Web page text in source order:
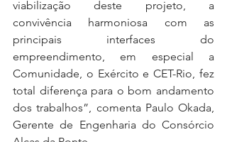
viabilização deste projeto, a
convivência harmoniosa com as
principais interfaces do
empreendimento, em especial a
Comunidade, o Exército e CET-Rio, fez
total diferença para o bom andamento
dos trabalhos”, comenta Paulo Okada,
Gerente de Engenharia do Consórcio